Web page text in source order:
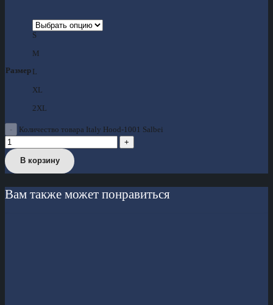
Размер
S
M
L
XL
2XL
Количество товара Italy Hood-1001 Salbei
В корзину
Вам также может понравиться